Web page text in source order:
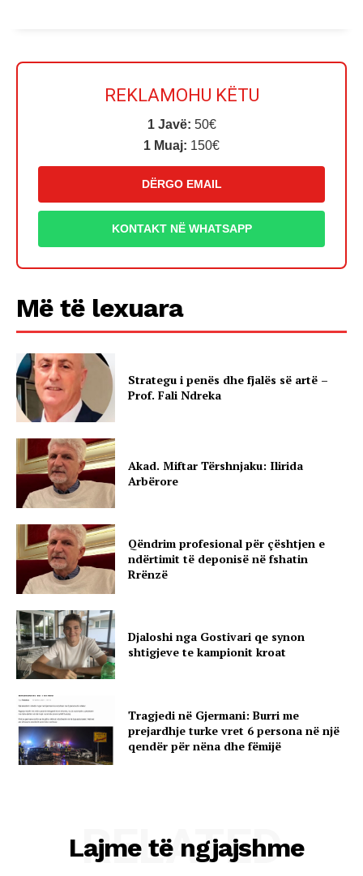
REKLAMOHU KËTU
1 Javë: 50€
1 Muaj: 150€
DËRGO EMAIL
KONTAKT NË WHATSAPP
Më të lexuara
Strategu i penës dhe fjalës së artë –
Prof. Fali Ndreka
Akad. Miftar Tërshnjaku: Ilirida
Arbërore
Qëndrim profesional për çështjen e
ndërtimit të deponisë në fshatin
Rrënzë
Djaloshi nga Gostivari qe synon
shtigjeve te kampionit kroat
Tragjedi në Gjermani: Burri me
prejardhje turke vret 6 persona në një
qendër për nëna dhe fëmijë
Lajme të ngjajshme
RELATED